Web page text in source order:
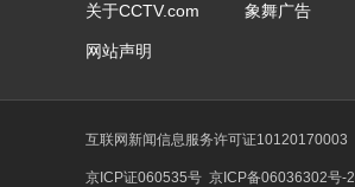
关于CCTV.com 象舞广告
网站声明
互联网新闻信息服务许可证10120170003
京ICP证060535号 京ICP备06036302号-2